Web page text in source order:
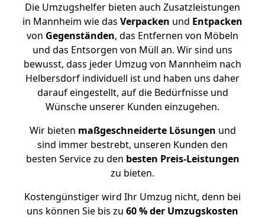
Die Umzugshelfer bieten auch Zusatzleistungen
in Mannheim wie das Verpacken und Entpacken
von Gegenständen, das Entfernen von Möbeln
und das Entsorgen von Müll an. Wir sind uns
bewusst, dass jeder Umzug von Mannheim nach
Helbersdorf individuell ist und haben uns daher
darauf eingestellt, auf die Bedürfnisse und
Wünsche unserer Kunden einzugehen.
Wir bieten maßgeschneiderte Lösungen und
sind immer bestrebt, unseren Kunden den
besten Service zu den besten Preis-Leistungen
zu bieten.
Kostengünstiger wird Ihr Umzug nicht, denn bei
uns können Sie bis zu 60 % der Umzugskosten